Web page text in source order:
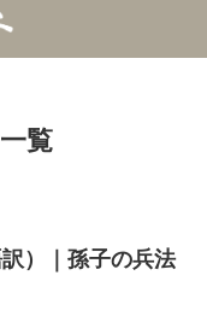
覧
）｜孫子の兵法